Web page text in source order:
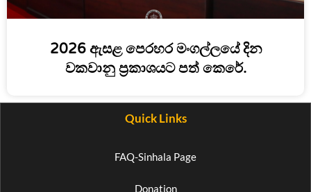
2026 ඇසළ පෙරහර මංගල්ලයේ දින
වකවානු ප්‍රකාශයට පත් කෙරේ.
Quick Links
FAQ-Sinhala Page
Donation